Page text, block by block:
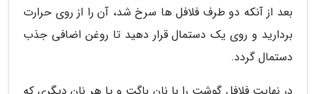
بعد از آنکه دو طرف فلافل ها سرخ شد، آن را از روی حرارت
بردارید و روی یک دستمال قرار دهید تا روغن اضافی جذب
دستمال گردد.